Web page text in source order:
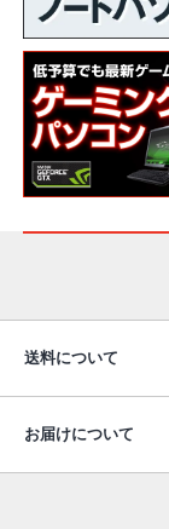
送料について
お届けについて